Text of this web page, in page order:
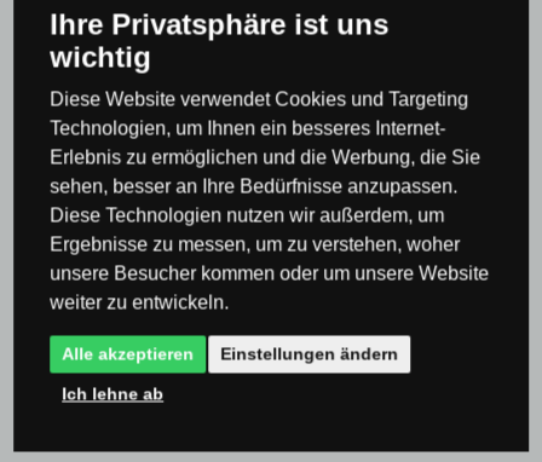
Deckenleuchten & Deckenlampen
Komplettes Angebot an Leuchten mit
Fernbedienung
Intelligente Beleuchtung Philips Hue
Smart und
intelligente Kronleuchter und Pendelleuchten
Philips HUE
Intelligente Beleuchtung Philips Hue
Deckenleuchten & Philips HUE
Ihre Privatsphäre ist uns
wichtig
Diese Website verwendet Cookies und Targeting
Technologien, um Ihnen ein besseres Internet-
Erlebnis zu ermöglichen und die Werbung, die Sie
sehen, besser an Ihre Bedürfnisse anzupassen.
Diese Technologien nutzen wir außerdem, um
Ergebnisse zu messen, um zu verstehen, woher
unsere Besucher kommen oder um unsere Website
weiter zu entwickeln.
Alle akzeptieren Einstellungen ändern
Ich lehne ab